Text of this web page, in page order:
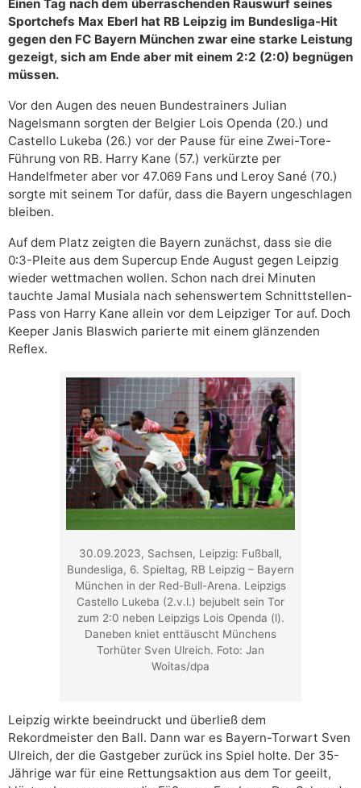
Einen Tag nach dem überraschenden Rauswurf seines
Sportchefs Max Eberl hat RB Leipzig im Bundesliga-Hit
gegen den FC Bayern München zwar eine starke Leistung
gezeigt, sich am Ende aber mit einem 2:2 (2:0) begnügen
müssen.
Vor den Augen des neuen Bundestrainers Julian
Nagelsmann sorgten der Belgier Lois Openda (20.) und
Castello Lukeba (26.) vor der Pause für eine Zwei-Tore-
Führung von RB. Harry Kane (57.) verkürzte per
Handelfmeter aber vor 47.069 Fans und Leroy Sané (70.)
sorgte mit seinem Tor dafür, dass die Bayern ungeschlagen
bleiben.
Auf dem Platz zeigten die Bayern zunächst, dass sie die
0:3-Pleite aus dem Supercup Ende August gegen Leipzig
wieder wettmachen wollen. Schon nach drei Minuten
tauchte Jamal Musiala nach sehenswertem Schnittstellen-
Pass von Harry Kane allein vor dem Leipziger Tor auf. Doch
Keeper Janis Blaswich parierte mit einem glänzenden
Reflex.
30.09.2023, Sachsen, Leipzig: Fußball,
Bundesliga, 6. Spieltag, RB Leipzig – Bayern
München in der Red-Bull-Arena. Leipzigs
Castello Lukeba (2.v.l.) bejubelt sein Tor
zum 2:0 neben Leipzigs Lois Openda (l).
Daneben kniet enttäuscht Münchens
Torhüter Sven Ulreich. Foto: Jan
Woitas/dpa
Leipzig wirkte beeindruckt und überließ dem
Rekordmeister den Ball. Dann war es Bayern-Torwart Sven
Ulreich, der die Gastgeber zurück ins Spiel holte. Der 35-
Jährige war für eine Rettungsaktion aus dem Tor geeilt,